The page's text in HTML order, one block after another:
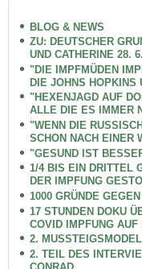
BLOG & NEWS
ZU: DEUTSCHER
UND CATHERINE 28.
"DIE IMPFMÜDEN
DIE JOHNS HOPKINS
"HEXENJAGD AUF
ALLE DIE ES IMMER
"WENN DIE
SCHON NACH EINER
"GESUND IST
1/4 BIS EIN DRITTEL
DER IMPFUNG
1000 GRÜNDE
17 STUNDEN DOKU
COVID IMPFUNG AUF
2.
2. TEIL DES